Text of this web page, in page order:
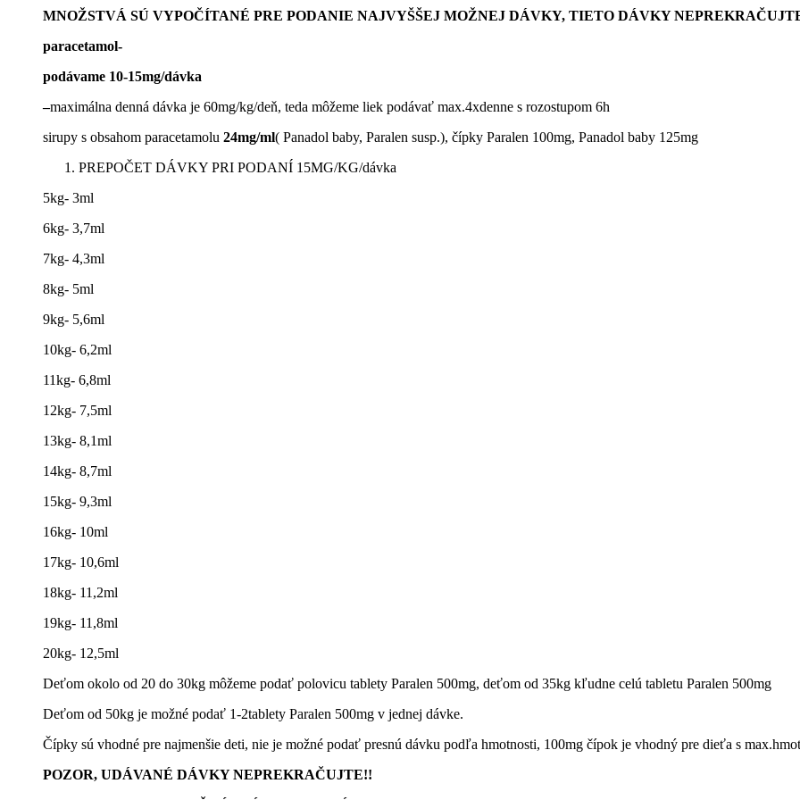
MNOŽSTVÁ SÚ VYPOČÍTANÉ PRE PODANIE NAJVYŠŠEJ MOŽNEJ DÁVKY, TIETO DÁVKY
paracetamol-
podávame 10-15mg/dávka
–maximálna denná dávka je 60mg/kg/deň, teda môžeme liek podávať max.4xdenne s rozostupom 6h
sirupy s obsahom paracetamolu 24mg/ml( Panadol baby, Paralen susp.), čípky Paralen 100mg, Panadol baby 125mg
PREPOČET DÁVKY PRI PODANÍ 15MG/KG/dávka
5kg- 3ml
6kg- 3,7ml
7kg- 4,3ml
8kg- 5ml
9kg- 5,6ml
10kg- 6,2ml
11kg- 6,8ml
12kg- 7,5ml
13kg- 8,1ml
14kg- 8,7ml
15kg- 9,3ml
16kg- 10ml
17kg- 10,6ml
18kg- 11,2ml
19kg- 11,8ml
20kg- 12,5ml
Deťom okolo od 20 do 30kg môžeme podať polovicu tablety Paralen 500mg, deťom od 35kg kľudne celú tabletu Paralen 500mg
Deťom od 50kg je možné podať 1-2tablety Paralen 500mg v jednej dávke.
Čípky sú vhodné pre najmenšie deti, nie je možné podať presnú dávku podľa hmotnosti, 100mg čípok je vhodný pre dieťa s
POZOR, UDÁVANÉ DÁVKY NEPREKRAČUJTE!!